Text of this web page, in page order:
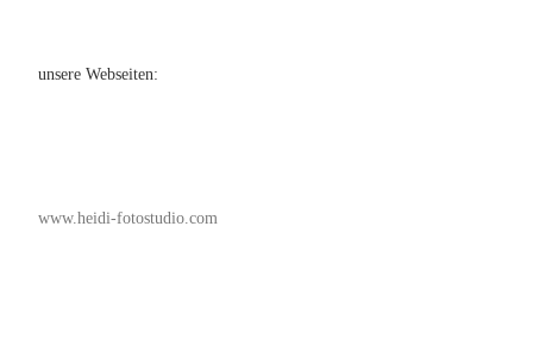
unsere Webseiten:
www.heidi-fotostudio.com